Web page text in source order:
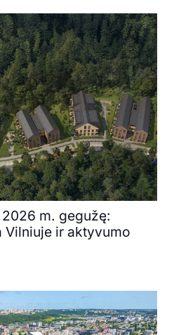
m. gegužę:
Vilniuje ir aktyvumo